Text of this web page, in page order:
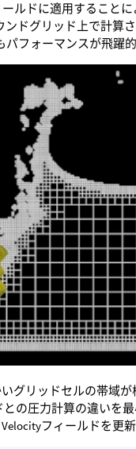
ルドに適用すること
ンドグリッド上で計算
フォーマンスが飛躍的
グリッドセルの帯域が
の圧力計算の違いを
フィールドを更新